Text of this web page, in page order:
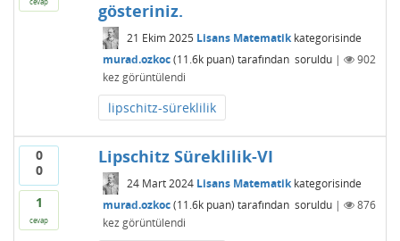
gösteriniz.
21 Ekim 2025 Lisans Matematikkategorisinde
murad.ozkoc (11.6kpuan) tarafından soruldu |
902
kez görüntülendi
lipschitz-süreklilik
0
0
1
cevap
Lipschitz Süreklilik-VI
24 Mart 2024 Lisans Matematikkategorisinde
murad.ozkoc (11.6kpuan) tarafından soruldu |
876
kez görüntülendi